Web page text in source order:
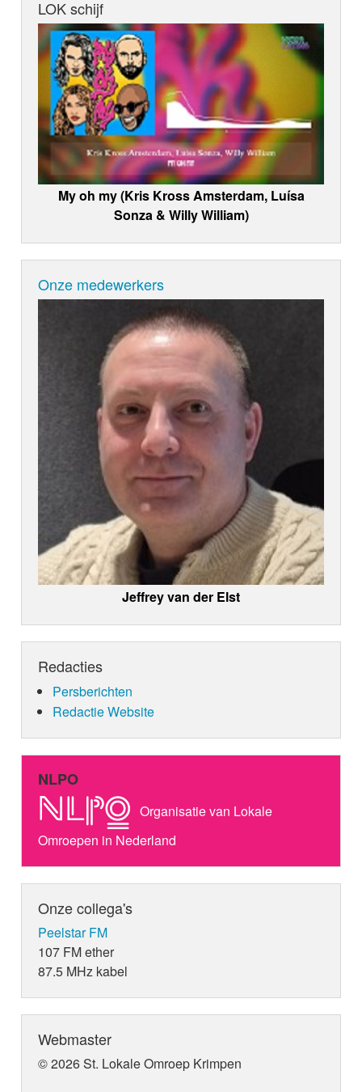
LOK schijf
My oh my (Kris Kross Amsterdam, Luísa
Sonza & Willy William)
Onze medewerkers
Jeffrey van der Elst
Redacties
Persberichten
Redactie Website
NLPO
Organisatie van Lokale
Omroepen in Nederland
Onze collega's
Peelstar FM
107 FM ether
87.5 MHz kabel
Webmaster
© 2026 St. Lokale Omroep Krimpen